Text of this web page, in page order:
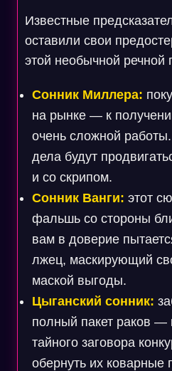
Известные
оставили свои
этой необычной речной
Сонник Миллера:
на рынке — к
очень сложной
дела будут
и со скрипом.
Сонник Ванги: этот
фальшь со стороны
вам в доверие
лжец, маскирующий
маской выгоды.
Цыганский сонник:
полный пакет раков —
тайного заговора
обернуть их